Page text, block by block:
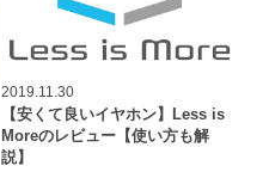
2019.11.30
【安くて良いイヤホン】Less is
Moreのレビュー【使い方も解
説】